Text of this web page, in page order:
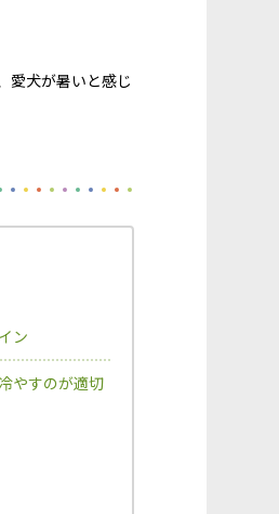
愛犬が暑いと感じ
ン
やすのが適切